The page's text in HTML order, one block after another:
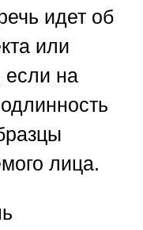
идет об
или
если на
лица.